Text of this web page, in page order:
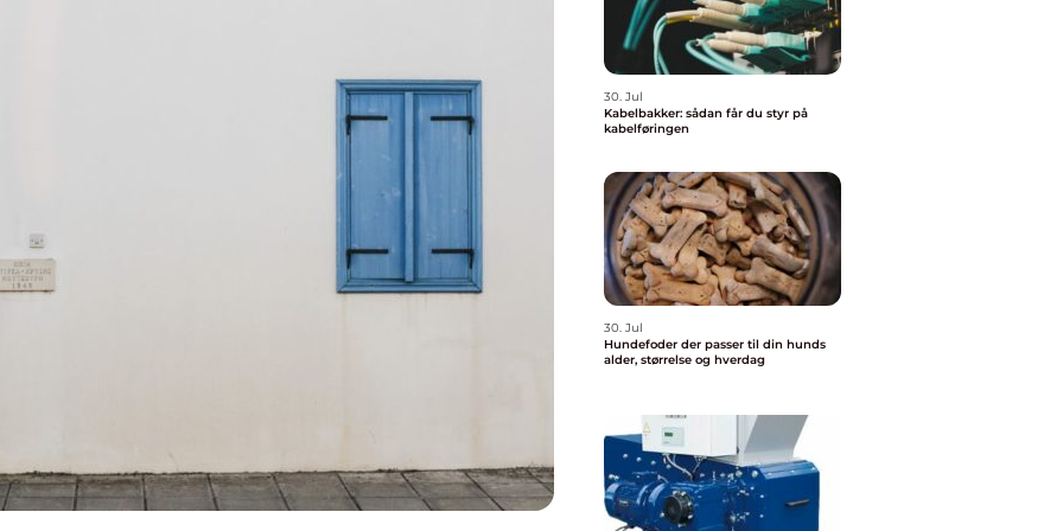
30. Jul
Kabelbakker: sådan får du styr på
kabelføringen
30. Jul
Hundefoder der passer til din hunds
alder, størrelse og hverdag